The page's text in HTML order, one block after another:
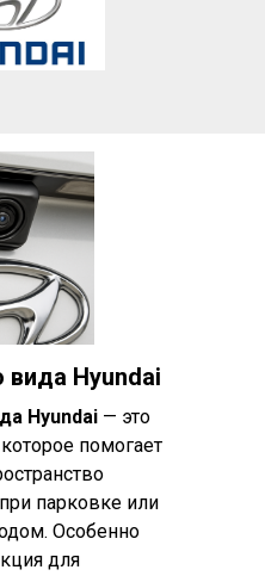
вида Hyundai
Hyundai — это
помогает
парковке или
Особенно
для